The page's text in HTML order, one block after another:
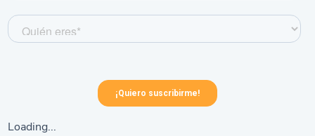
Loading...